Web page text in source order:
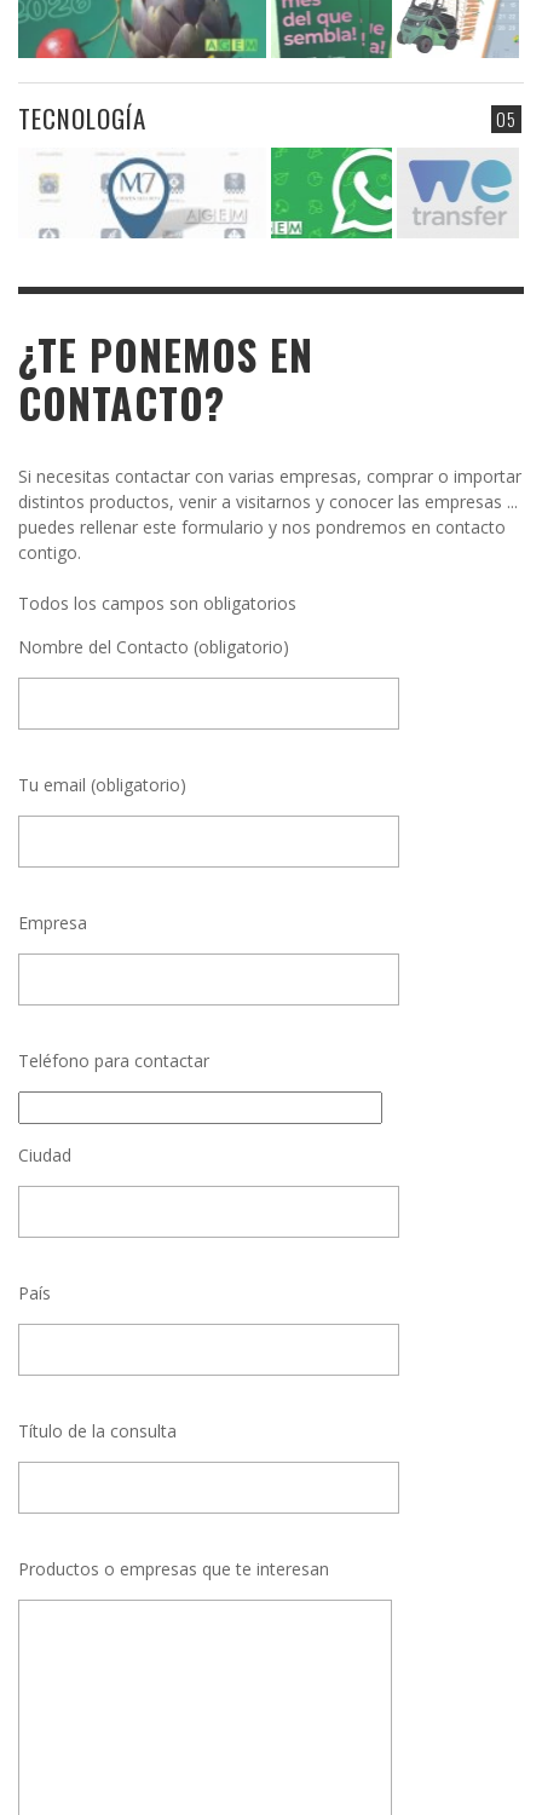
05
TECNOLOGÍA
¿TE PONEMOS EN
CONTACTO?
Si necesitas contactar con varias empresas, comprar o importar
distintos productos, venir a visitarnos y conocer las empresas ...
puedes rellenar este formulario y nos pondremos en contacto
contigo.
Todos los campos son obligatorios
Nombre del Contacto (obligatorio)
Tu email (obligatorio)
Empresa
Teléfono para contactar
Ciudad
País
Título de la consulta
Productos o empresas que te interesan